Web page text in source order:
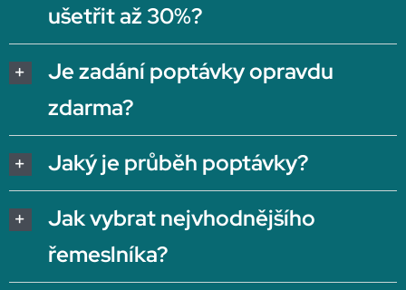
ušetřit až 30%?
Je zadání poptávky opravdu
zdarma?
Jaký je průběh poptávky?
Jak vybrat nejvhodnějšího
řemeslníka?